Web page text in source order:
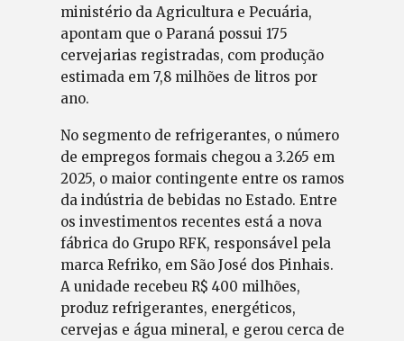
ministério da Agricultura e Pecuária,
apontam que o Paraná possui 175
cervejarias registradas, com produção
estimada em 7,8 milhões de litros por
ano.
No segmento de refrigerantes, o número
de empregos formais chegou a 3.265 em
2025, o maior contingente entre os ramos
da indústria de bebidas no Estado. Entre
os investimentos recentes está a nova
fábrica do Grupo RFK, responsável pela
marca Refriko, em São José dos Pinhais.
A unidade recebeu R$ 400 milhões,
produz refrigerantes, energéticos,
cervejas e água mineral, e gerou cerca de